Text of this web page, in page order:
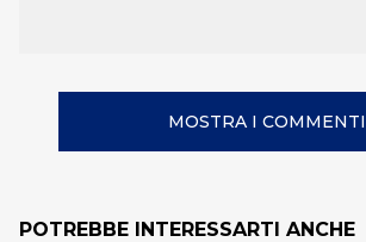
MOSTRA I COMMENTI
POTREBBE INTERESSARTI ANCHE